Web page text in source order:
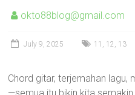
okto88blog@gmail.com
July 9, 2025 11 , 12 , 13
Chord gitar, terjemahan lagu,